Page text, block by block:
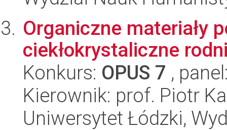
Organiczne materiały
ciekłokrystaliczne
Konkurs: OPUS 7 ,
Kierownik: prof. Piotr
Uniwersytet Łódzki,